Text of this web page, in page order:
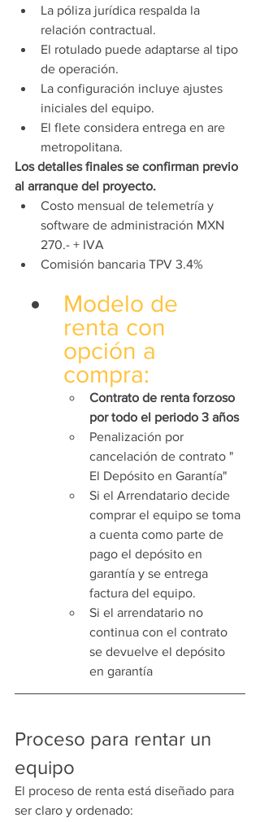
La póliza jurídica respalda la
relación contractual.
El rotulado puede adaptarse al tipo
de operación.
La configuración incluye ajustes
iniciales del equipo.
El flete considera entrega en are
metropolitana.
Los detalles finales se confirman previo
al arranque del proyecto.
Costo mensual de telemetría y
software de administración MXN
270.- + IVA
Comisión bancaria TPV 3.4%
Modelo de
renta con
opción a
compra:
Contrato de renta forzoso
por todo el periodo 3 años
Penalización por
cancelación de contrato "
El Depósito en Garantía"
Si el Arrendatario decide
comprar el equipo se toma
a cuenta como parte de
pago el depósito en
garantía y se entrega
factura del equipo.
Si el arrendatario no
continua con el contrato
se devuelve el depósito
en garantía
Proceso para rentar un
equipo
El proceso de renta está diseñado para
ser claro y ordenado: